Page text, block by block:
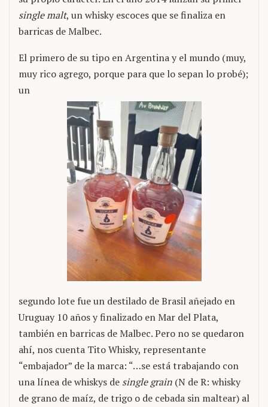
single malt, un whisky escoces que se finaliza en
barricas de Malbec.
El primero de su tipo en Argentina y el mundo (muy,
muy rico agrego, porque para que lo sepan lo probé);
un
segundo lote fue un destilado de Brasil añejado en
Uruguay 10 años y finalizado en Mar del Plata,
también en barricas de Malbec. Pero no se quedaron
ahí, nos cuenta Tito Whisky, representante
“embajador” de la marca: “…se está trabajando con
una línea de whiskys de single grain (N de R: whisky
de grano de maíz, de trigo o de cebada sin maltear) al